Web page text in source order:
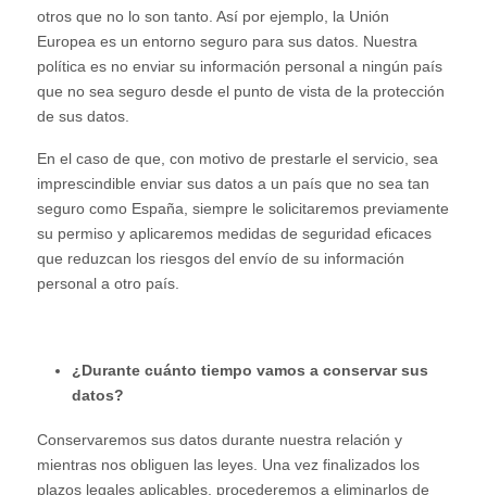
otros que no lo son tanto. Así por ejemplo, la Unión
Europea es un entorno seguro para sus datos. Nuestra
política es no enviar su información personal a ningún país
que no sea seguro desde el punto de vista de la protección
de sus datos.
En el caso de que, con motivo de prestarle el servicio, sea
imprescindible enviar sus datos a un país que no sea tan
seguro como España, siempre le solicitaremos previamente
su permiso y aplicaremos medidas de seguridad eficaces
que reduzcan los riesgos del envío de su información
personal a otro país.
¿Durante cuánto tiempo vamos a conservar sus
datos?
Conservaremos sus datos durante nuestra relación y
mientras nos obliguen las leyes. Una vez finalizados los
plazos legales aplicables, procederemos a eliminarlos de